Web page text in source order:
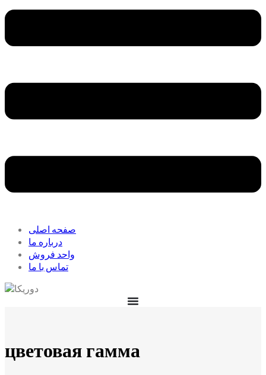
صفحه اصلی
درباره ما
واحد فروش
تماس با ما
цветовая гамма